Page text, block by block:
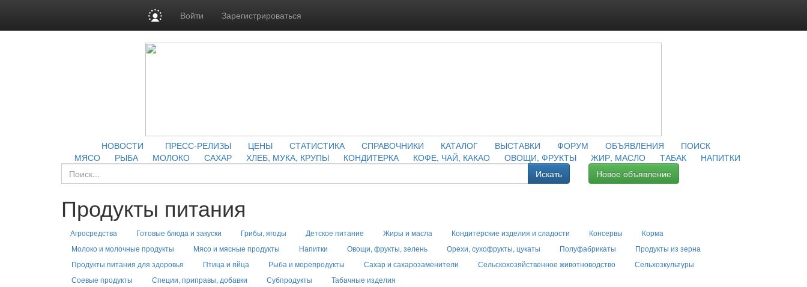
Войти Зарегистрироваться
НОВОСТИ ПРЕСС-РЕЛИЗЫ ЦЕНЫ СТАТИСТИКА СПРАВОЧНИКИ КАТАЛОГ ВЫСТАВКИ ФОРУМ ОБЪЯВЛЕНИЯ
ПОИСК
МЯСО
РЫБА МОЛОКО САХАР ХЛЕБ, МУКА, КРУПЫ КОНДИТЕРКА КОФЕ, ЧАЙ, КАКАО ОВОЩИ, ФРУКТЫ ЖИР, МАСЛО ТАБАК
НАПИТКИ
Искать
Новое объявление
Продукты питания
Агросредства Готовые блюда и закуски Грибы, ягоды Детское питание Жиры и масла Кондитерские изделия и сладости Консервы
Корма
Молоко и молочные продукты
Мясо и мясные продукты Напитки Овощи, фрукты, зелень Орехи, сухофрукты, цукаты Полуфабрикаты
Продукты из зерна
Продукты питания для здоровья
Птица и яйца Рыба и морепродукты Сахар и сахарозаменители Сельскохозяйственное животноводство
Сельхозкультуры
Соевые продукты
Специи, приправы, добавки Субпродукты Табачные изделия